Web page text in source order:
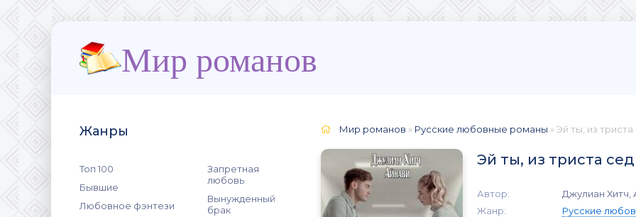
Мир романов
Жанры
Топ 100
Бывшие
Любовное фэнтези
Запретная
любовь
Вынужденный
брак
Мир романов » Русские любовные романы » Эй ты, из
Эй ты, из триста
Автор:
Джулиан Хитч,
Жанр:
Русские